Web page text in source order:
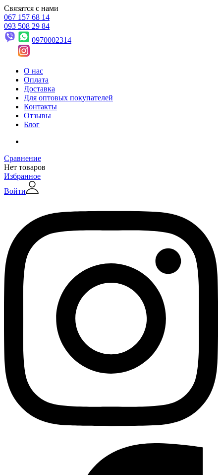
Связатся с нами
067 157 68 14
093 508 29 84
0970002314
О нас
Оплата
Доставка
Для оптовых покупателей
Контакты
Отзывы
Блог
Сравнение
Нет товаров
Избранное
Войти